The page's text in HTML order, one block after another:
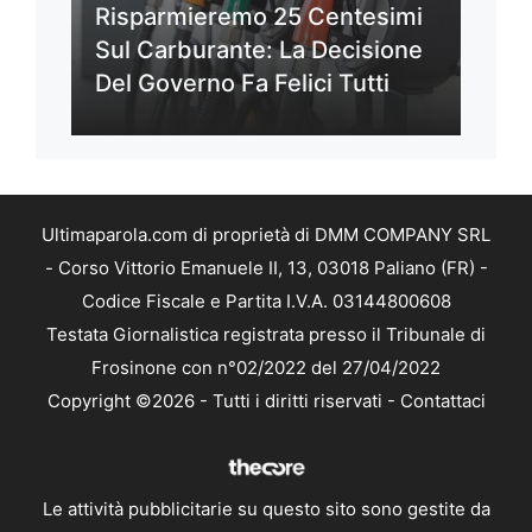
Risparmieremo 25 Centesimi
Sul Carburante: La Decisione
Del Governo Fa Felici Tutti
Ultimaparola.com di proprietà di DMM COMPANY SRL
- Corso Vittorio Emanuele II, 13, 03018 Paliano (FR) -
Codice Fiscale e Partita I.V.A. 03144800608
Testata Giornalistica registrata presso il Tribunale di
Frosinone con n°02/2022 del 27/04/2022
Copyright ©2026 - Tutti i diritti riservati - Contattaci
Le attività pubblicitarie su questo sito sono gestite da